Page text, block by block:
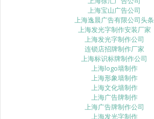
上海宝山广告公司
上海逸晨广告有限公司头条
上海发光字制作安装厂家
上海发光字制作公司
连锁店招牌制作厂家
上海标识标牌制作公司
上海logo墙制作
上海形象墙制作
上海文化墙制作
上海广告牌制作
上海广告牌制作公司
上海发光字制作